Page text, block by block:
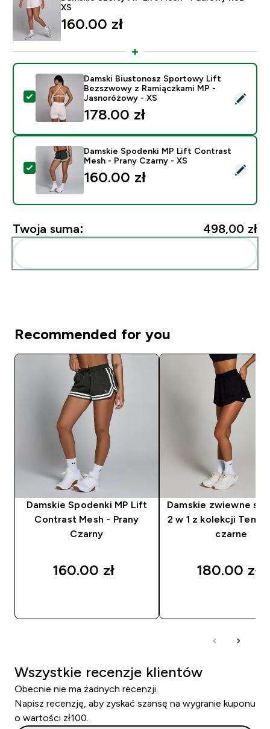
XS
160.00 zł‎
Wybierz ten produkt - Damski Biustonosz Sportowy
Damski Biustonosz Sportowy Lift
Bezszwowy z Ramiączkami MP -
Jasnoróżowy - XS
178.00 zł‎
Wybierz ten produkt - Damskie Spodenki MP Lift
Damskie Spodenki MP Lift Contrast
Mesh - Prany Czarny - XS
160.00 zł‎
Twoja suma: 498,00 zł‎
Recommended for you
Damskie Spodenki MP Lift
Contrast Mesh - Prany
Czarny
160.00 zł‎
Damskie zwiewne
2 w 1 z kolekcji
czarne
180.00 zł‎
Wszystkie recenzje klientów
Obecnie nie ma żadnych recenzji.
Napisz recenzję, aby zyskać szansę na wygranie kuponu
o wartości zł100.